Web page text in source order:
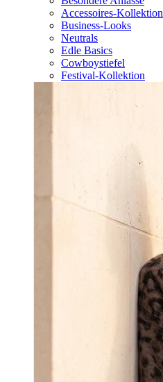
Accessoires-Kollektion
Business-Looks
Neutrals
Edle Basics
Cowboystiefel
Festival-Kollektion